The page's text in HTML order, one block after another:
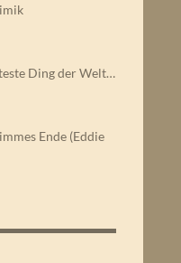
Ding der Welt…
Ende (Eddie